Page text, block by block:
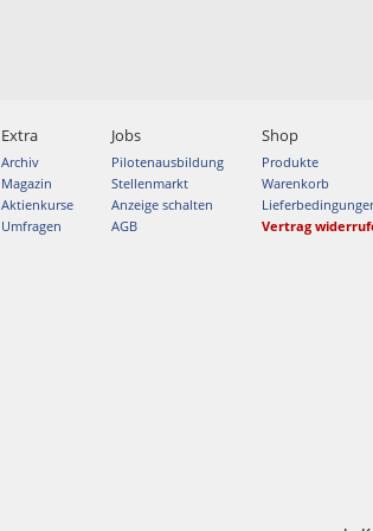
Extra
Archiv
Magazin
Aktienkurse
Umfragen
Jobs
Pilotenausbildung
Stellenmarkt
Anzeige schalten
AGB
Shop
Produkte
Warenkorb
Vertrag